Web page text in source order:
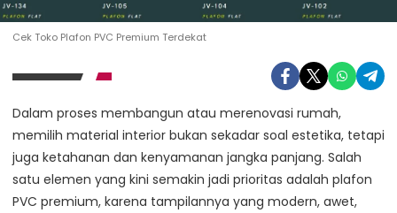
Cek Toko Plafon PVC Premium Terdekat
Dalam proses membangun atau merenovasi rumah,
memilih material interior bukan sekadar soal estetika, tetapi
juga ketahanan dan kenyamanan jangka panjang. Salah
satu elemen yang kini semakin jadi prioritas adalah plafon
PVC premium, karena tampilannya yang modern, awet,